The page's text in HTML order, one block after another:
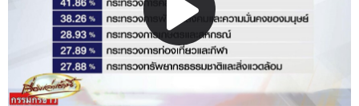
Play
Video